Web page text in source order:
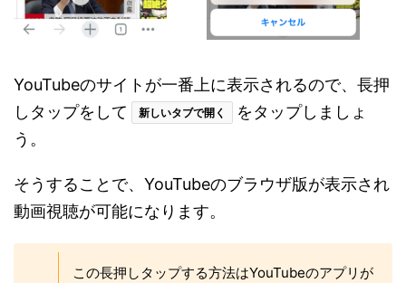
YouTubeのサイトが一番上に表示されるので、長押
しタップをして
新しいタブで開く
をタップしましょ
う。
そうすることで、YouTubeのブラウザ版が表示され
動画視聴が可能になります。
この長押しタップする方法はYouTubeのアプリが